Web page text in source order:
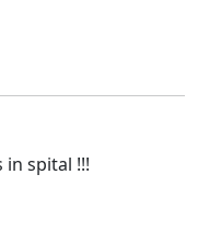
in spital !!!